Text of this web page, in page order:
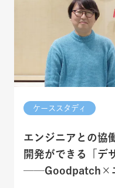
ケーススタディ
エンジニアとの協
開発ができる「デ
──Goodpatch×